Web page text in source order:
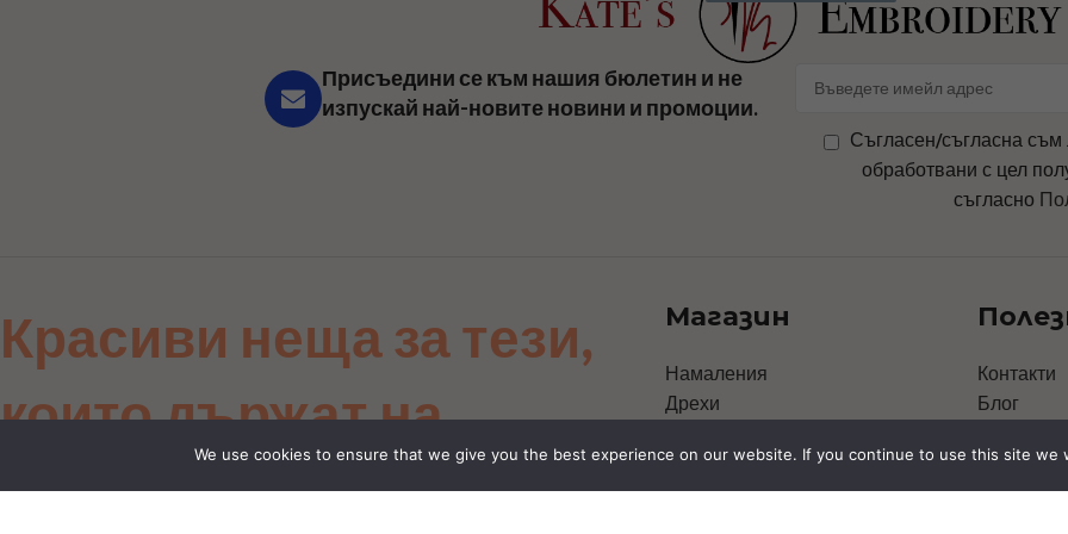
Присъедини се към нашия бюлетин и не
изпускай най-новите новини и промоции.
Съгласен/съгласна
обработвани с цел
съгласно
Красиви неща за тези,
които държат на
детайла
Магазин
Намаления
Дрехи
Аксесоари
Шапки
Контакти
Блог
Политика
Политика
We use cookies to ensure that we give you the best experience on our website. If you continue to use this site we